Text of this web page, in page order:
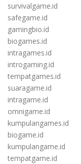
survivalgame.id
safegame.id
gamingbio.id
biogames.id
intragames.id
introgaming.id
tempatgames.id
suaragame.id
intragame.id
omnigame.id
kumpulangames.id
biogame.id
kumpulangame.id
tempatgame.id